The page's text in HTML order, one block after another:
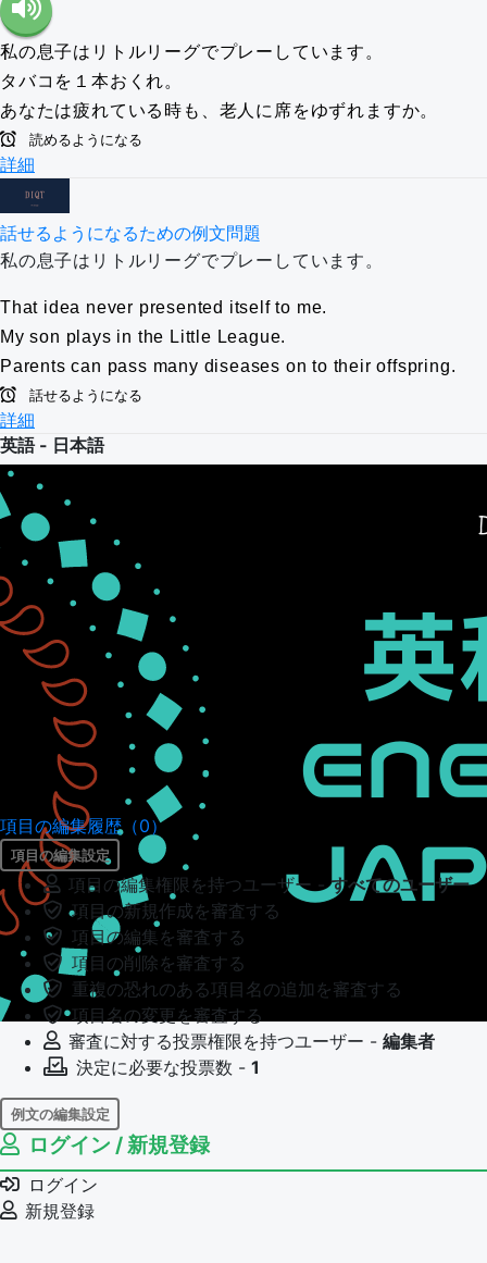
私の息子はリトルリーグでプレーしています。
タバコを１本おくれ。
あなたは疲れている時も、老人に席をゆずれますか。
読めるようになる
詳細
話せるようになるための例文問題
私の息子はリトルリーグでプレーしています。
That idea never presented itself to me.
My son plays in the Little League.
Parents can pass many diseases on to their offspring.
話せるようになる
詳細
英語 - 日本語
項目の編集履歴（0）
項目の編集設定
項目の編集権限を持つユーザー -すべてのユーザー
項目の新規作成を審査する
項目の編集を審査する
項目の削除を審査する
重複の恐れのある項目名の追加を審査する
項目名の変更を審査する
審査に対する投票権限を持つユーザー - 編集者
決定に必要な投票数 - 1
例文の編集設定
例文の編集権限を持つユーザー -
例文の編集を審査する
例文の削除を審査する
審査に対する投票権限を持つユーザー -
ログイン / 新規登録
ログイン
新規登録